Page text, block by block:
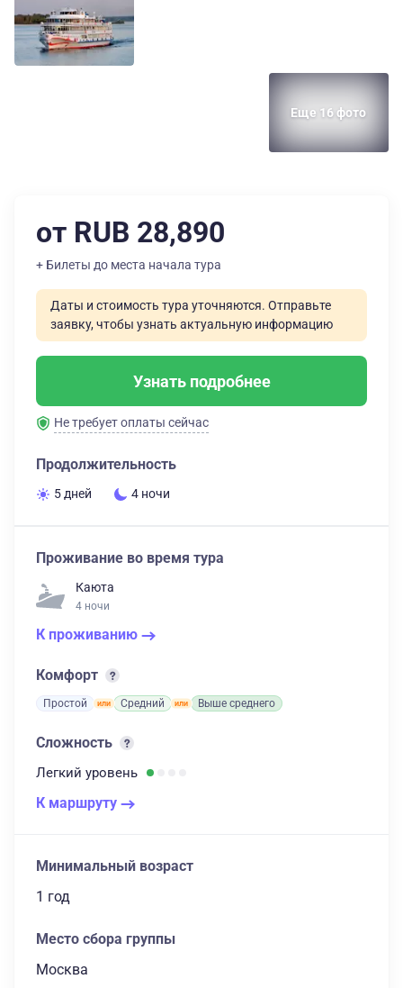
Еще 16 фото
от RUB 28,890
+ Билеты до места начала тура
Даты и стоимость тура уточняются. Отправьте
заявку, чтобы узнать актуальную информацию
Узнать подробнее
Не требует оплаты сейчас
Продолжительность
5 дней 4 ночи
Проживание во время тура
Каюта
4 ночи
К проживанию
Комфорт
Простой Средний Выше среднего
Сложность
Легкий уровень
К маршруту
Минимальный возраст
1 год
Место сбора группы
Москва